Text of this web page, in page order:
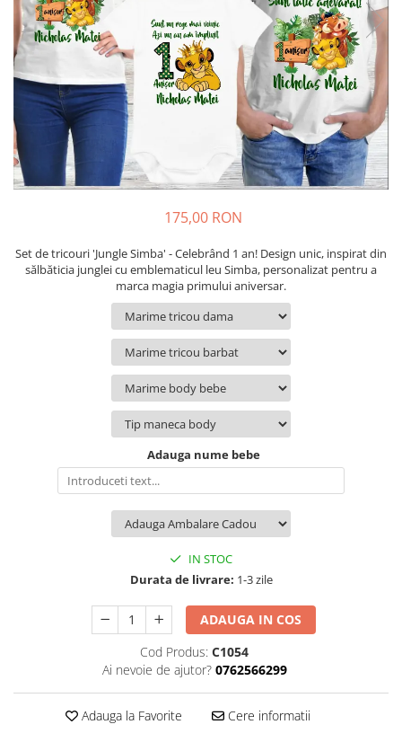
Body bebelusi personalizate
Perne personalizate
Plusuri personalizate
Agende personalizate
Etichete pentru sticla de vin
Cadouri Personalizate Unice
Sorturi Personalizate
Cadouri pentru Doctori
Cadouri Pensionare
Cadouri Profesori
175,00 RON
Set de tricouri 'Jungle Simba' - Celebrând 1 an! Design unic, inspirat din
sălbăticia junglei cu emblematicul leu Simba, personalizat pentru a
marca magia primului aniversar.
Adauga nume bebe
IN STOC
Durata de livrare: 1-3 zile
ADAUGA IN COS
Cod Produs: C1054
Ai nevoie de ajutor? 0762566299
Adauga la Favorite Cere informatii